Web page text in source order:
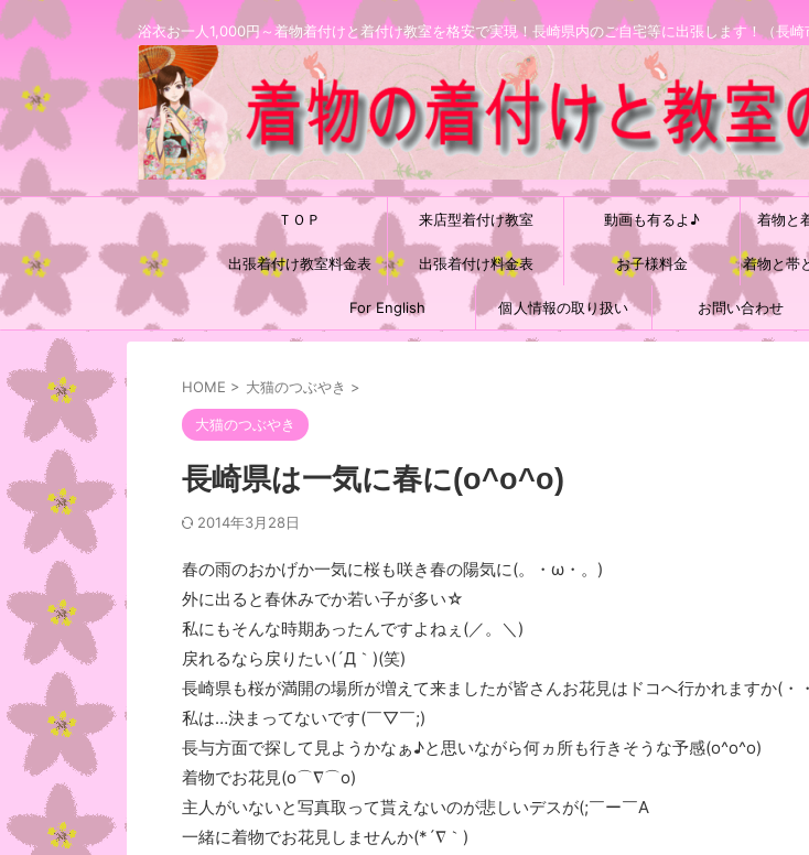
浴衣お一人1,000円～着物着付けと着付け教室を格安で実現！長崎県内のご自宅等に出張します！（長
ＴＯＰ 来店型着付け教室 動画も有るよ♪ 着物と
出張着付け教室料金表 出張着付け料金表 お子様料金 着物と帯
For English 個人情報の取り扱い お問い合わせ
HOME > 大猫のつぶやき >
大猫のつぶやき
長崎県は一気に春に(o^o^o)
2014年3月28日
春の雨のおかげか一気に桜も咲き春の陽気に(。・ω・。)
外に出ると春休みでか若い子が多い☆
私にもそんな時期あったんですよねぇ(／。＼)
戻れるなら戻りたい(´Д｀)(笑)
長崎県も桜が満開の場所が増えて来ましたが皆さんお花見はドコへ行かれますか(・
私は…決まってないです(￣▽￣;)
長与方面で探して見ようかなぁ♪と思いながら何ヵ所も行きそうな予感(o^o^o)
着物でお花見(o⌒∇⌒o)
主人がいないと写真取って貰えないのが悲しいデスが(;￣ー￣A
一緒に着物でお花見しませんか(*´∇｀)